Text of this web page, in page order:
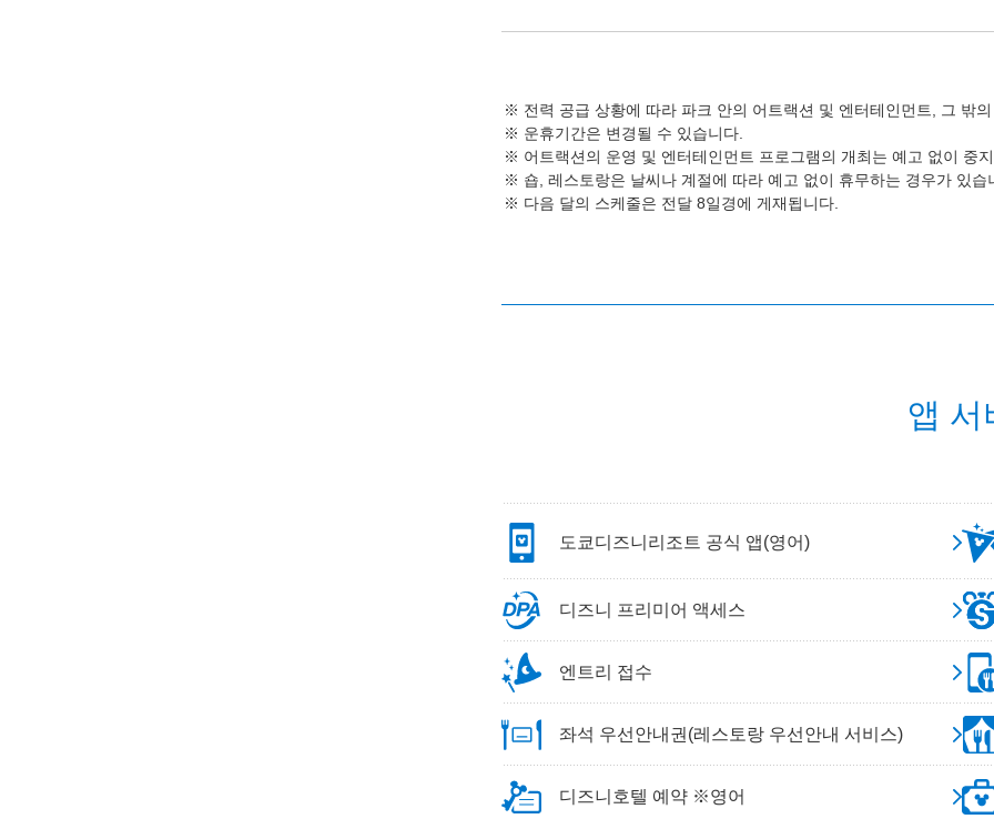
전력 공급 상황에 따라 파크 안의 어트랙션 및 엔터테인먼트, 그 밖
운휴기간은 변경될 수 있습니다.
어트랙션의 운영 및 엔터테인먼트 프로그램의 개최는 예고 없이 중
숍, 레스토랑은 날씨나 계절에 따라 예고 없이 휴무하는 경우가 있습
다음 달의 스케줄은 전달 8일경에 게재됩니다.
앱 서
도쿄디즈니리조트 공식 앱(영어)
디즈니 프리미어 액세스
엔트리 접수
좌석 우선안내권(레스토랑 우선안내 서비스)
디즈니호텔 예약 ※영어